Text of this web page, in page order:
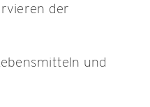
der
und